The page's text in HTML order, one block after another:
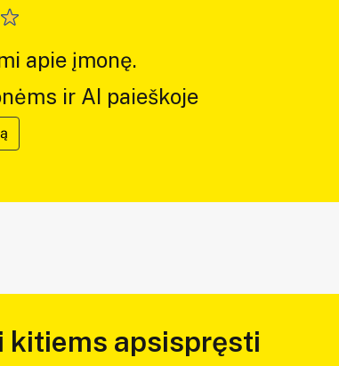
apie įmonę.
ir AI paieškoje
kitiems apsispręsti